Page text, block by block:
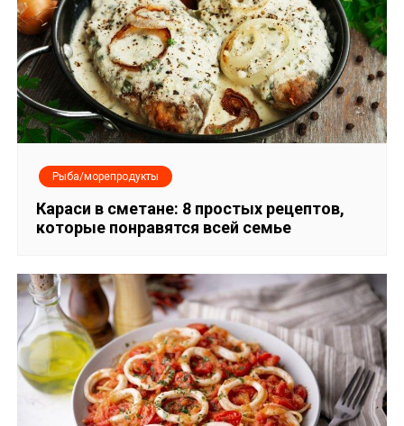
Рыба/морепродукты
Караси в сметане: 8 простых рецептов,
которые понравятся всей семье